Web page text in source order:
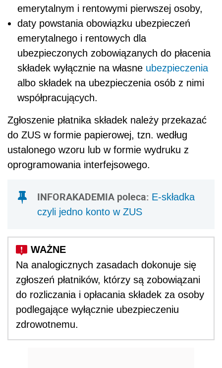
emerytalnym i rentowymi pierwszej osoby,
daty powstania obowiązku ubezpieczeń
emerytalnego i rentowych dla
ubezpieczonych zobowiązanych do płacenia
składek wyłącznie na własne ubezpieczenia
albo składek na ubezpieczenia osób z nimi
współpracujących.
Zgłoszenie płatnika składek należy przekazać
do ZUS w formie papierowej, tzn. według
ustalonego wzoru lub w formie wydruku z
oprogramowania interfejsowego.
INFORAKADEMIA poleca: E-składka
czyli jedno konto w ZUS
Na analogicznych zasadach dokonuje się
zgłoszeń płatników, którzy są zobowiązani
do rozliczania i opłacania składek za osoby
podlegające wyłącznie ubezpieczeniu
zdrowotnemu.